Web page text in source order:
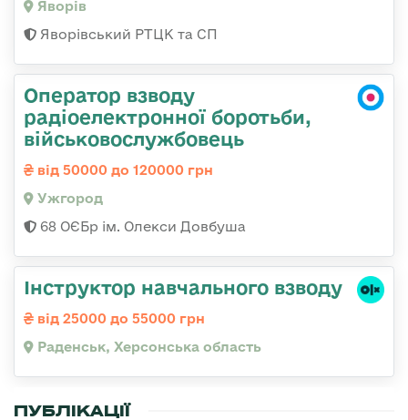
Яворів
Яворівський РТЦК та СП
Оператор взводу
радіоелектронної боротьби,
військовослужбовець
від 50000 до 120000 грн
Ужгород
68 ОЄБр ім. Олекси Довбуша
Інструктор навчального взводу
від 25000 до 55000 грн
Раденськ, Херсонська область
ПУБЛІКАЦІЇ